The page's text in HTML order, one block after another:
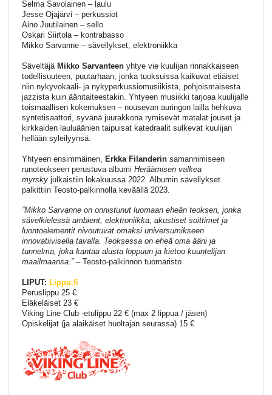
Selma Savolainen – laulu
Jesse Ojajärvi – perkussiot
Aino Juutilainen – sello
Oskari Siirtola – kontrabasso
Mikko Sarvanne – sävellykset, elektroniikka
Säveltäjä Mikko Sarvanteenyhtye vie kuulijan rinnakkaiseen
todellisuuteen, puutarhaan, jonka tuoksuissa kaikuvat etiäiset
niin nykyvokaali- ja nykyperkussiomusiikista, pohjoismaisesta
jazzista kuin äänitaiteestakin. Yhtyeen musiikki tarjoaa kuulijalle
toismaallisen kokemuksen – nousevan auringon lailla hehkuva
syntetisaattori, syvänä juurakkona rymisevät matalat jouset ja
kirkkaiden lauluäänien taipuisat katedraalit sulkevat kuulijan
hellään syleilyynsä.
Yhtyeen ensimmäinen, Erkka Filanderinsamannimiseen
runoteokseen perustuva albumi Heräämisen valkea
myrskyjulkaistiin lokakuussa 2022. Albumin sävellykset
palkittiin Teosto-palkinnolla keväällä 2023.
”Mikko Sarvanne on onnistunut luomaan eheän teoksen, jonka
sävelkielessä ambient, elektroniikka, akustiset soittimet ja
luontoelementit nivoutuvat omaksi universumikseen
innovatiivisella tavalla. Teoksessa on eheä oma ääni ja
tunnelma, joka kantaa alusta loppuun ja kietoo kuuntelijan
maailmaansa.”– Teosto-palkinnon tuomaristo
LIPUT: Lippu.fi
Peruslippu 25 €
Eläkeläiset 23 €
Viking Line Club -etulippu 22 € (max 2 lippua / jäsen)
Opiskelijat (ja alaikäiset huoltajan seurassa) 15 €